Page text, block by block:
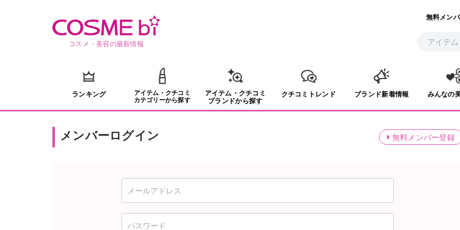
コスメ・美容の最新情報
無料メン
ランキング
アイテム・クチコミ
カテゴリーから探す
アイテム・クチコミ
ブランドから探す
クチコミトレンド ブランド新着情報 みんなの
メンバーログイン 無料メンバー登録